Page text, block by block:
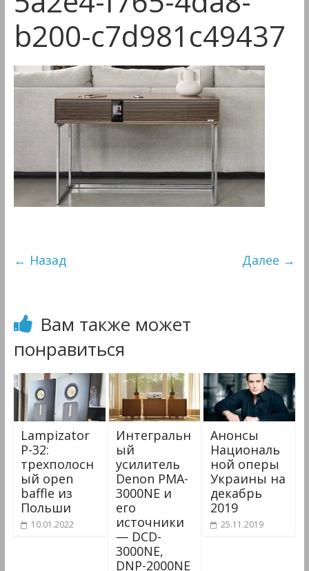
&
Мультимедиа
b200-c7d981c49437
← Назад Далее →
Вам также может
понравиться
Lampizator
P-32:
трехполосн
ый open
baffle из
Польши
10.01.2022
Интегральн
ый
усилитель
Denon PMA-
3000NE и
его
источники
— DCD-
3000NE,
DNP-2000NE
Анонсы
Националь
ной оперы
Украины на
декабрь
2019
25.11.2019